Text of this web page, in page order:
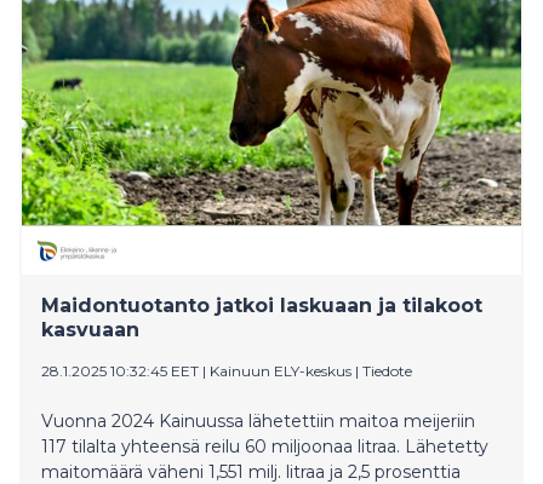
Maidontuotanto jatkoi laskuaan ja tilakoot
kasvuaan
28.1.2025 10:32:45 EET | Kainuun ELY-keskus | Tiedote
Vuonna 2024 Kainuussa lähetettiin maitoa meijeriin
117 tilalta yhteensä reilu 60 miljoonaa litraa. Lähetetty
maitomäärä väheni 1,551 milj. litraa ja 2,5 prosenttia